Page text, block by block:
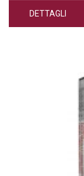
DETTAGLI